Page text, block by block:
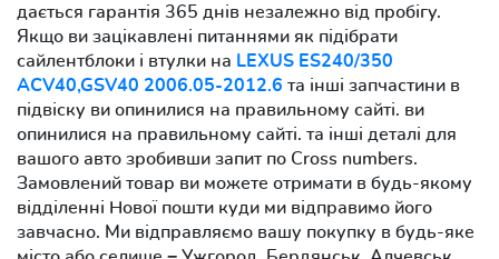
дається гарантія 365 днів незалежно від пробігу.
Якщо ви зацікавлені питаннями як підібрати
сайлентблоки і втулки на LEXUS ES240/350
ACV40,GSV40 2006.05-2012.6 та інші запчастини в
підвіску ви опинилися на правильному сайті. ви
опинилися на правильному сайті. та інші деталі для
вашого авто зробивши запит по Cross numbers.
Замовлений товар ви можете отримати в будь-якому
відділенні Нової пошти куди ми відправимо його
завчасно. Ми відправляємо вашу покупку в будь-яке